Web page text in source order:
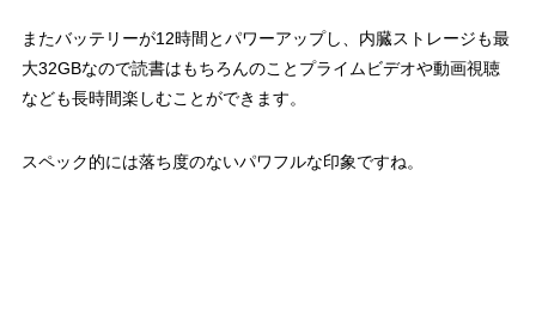
またバッテリーが12時間とパワーアップし、内臓ストレージも最
大32GBなので読書はもちろんのことプライムビデオや動画視聴
なども長時間楽しむことができます。
スペック的には落ち度のないパワフルな印象ですね。